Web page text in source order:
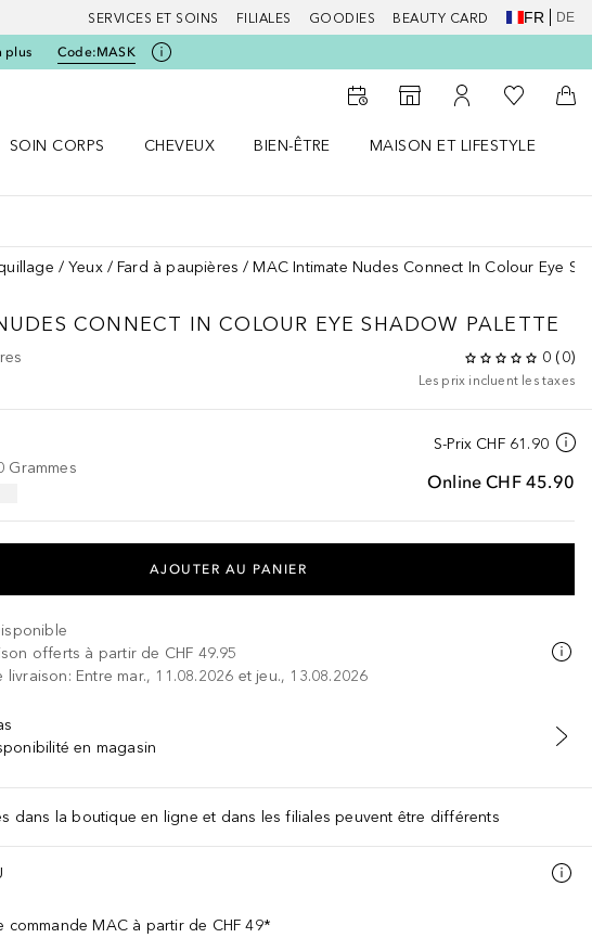
SERVICES ET SOINS FILIALES GOODIES BEAUTY CARD FR DE
plus Code:MASK
Douglas
Vers le Storefinder
Vers Mon Compte
Vers Ma
SOIN CORPS
CHEVEUX
BIEN-ÊTRE
MAISON ET LIFESTYLE
Yeux Fard à paupières MAC Intimate Nudes Connect In Colour Eye
CONNECT IN COLOUR EYE SHADOW PALETTE
0 (0)
Les prix incluent les taxes
S-Prix CHF 61.90
Online CHF 45.90
Grammes
AJOUTER AU PANIER
offerts à partir de CHF 49.95
livraison: Entre mar., 11.08.2026 et jeu., 13.08.2026
en magasin
dans la boutique en ligne et dans les filiales peuvent être différents
commande MAC à partir de CHF 49*